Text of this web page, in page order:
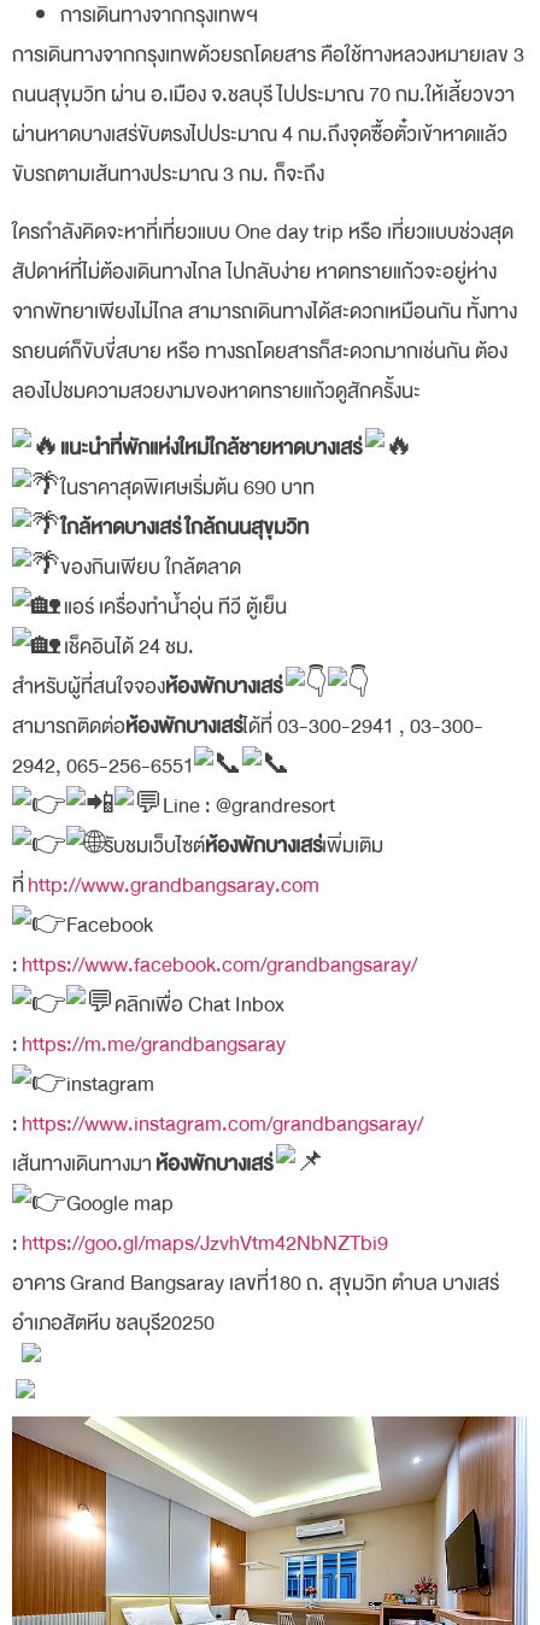
การเดินทางจากกรุงเทพฯ
การเดินทางจากกรุงเทพด้วยรถโดยสาร คือใช้ทางหลวงหมายเลข 3
ถนนสุขุมวิท ผ่าน อ.เมือง จ.ชลบุรี ไปประมาณ 70 กม.ให้เลี้ยวขวา
ผ่านหาดบางเสร่ขับตรงไปประมาณ 4 กม.ถึงจุดซื้อตั๋วเข้าหาดแล้ว
ขับรถตามเส้นทางประมาณ 3 กม. ก็จะถึง
ใครกำลังคิดจะหาที่เที่ยวแบบ One day trip หรือ เที่ยวแบบช่วงสุด
สัปดาห์ที่ไม่ต้องเดินทางไกล ไปกลับง่าย หาดทรายแก้วจะอยู่ห่าง
จากพัทยาเพียงไม่ไกล สามารถเดินทางได้สะดวกเหมือนกัน ทั้งทาง
รถยนต์ก็ขับขี่สบาย หรือ ทางรถโดยสารก็สะดวกมากเช่นกัน ต้อง
ลองไปชมความสวยงามของหาดทรายแก้วดูสักครั้งนะ
แนะนำที่พักแห่งใหม่ใกล้ชายหาดบางเสร่
ในราคาสุดพิเศษเริ่มต้น 690 บาท
ใกล้หาดบางเสร่ใกล้ถนนสุขุมวิท
ของกินเพียบ ใกล้ตลาด
แอร์ เครื่องทำน้ำอุ่น ทีวี ตู้เย็น
เช็คอินได้ 24 ชม.
สำหรับผู้ที่สนใจจองห้องพักบางเสร่
สามารถติดต่อห้องพักบางเสร่ได้ที่ 03-300-2941 , 03-300-
2942, 065-256-6551
Line : @grandresort
รับชมเว็บไซต์ห้องพักบางเสร่เพิ่มเติม
ที่http://www.grandbangsaray.com
Facebook
:https://www.facebook.com/grandbangsaray/
คลิกเพื่อ Chat Inbox
:https://m.me/grandbangsaray
instagram
:https://www.instagram.com/grandbangsaray/
เส้นทางเดินทางมาห้องพักบางเสร่
Google map
:https://goo.gl/maps/JzvhVtm42NbNZTbi9
อาคาร Grand Bangsaray เลขที่180 ถ. สุขุมวิท ตำบล บางเสร่
อำเภอสัตหีบ ชลบุรี20250